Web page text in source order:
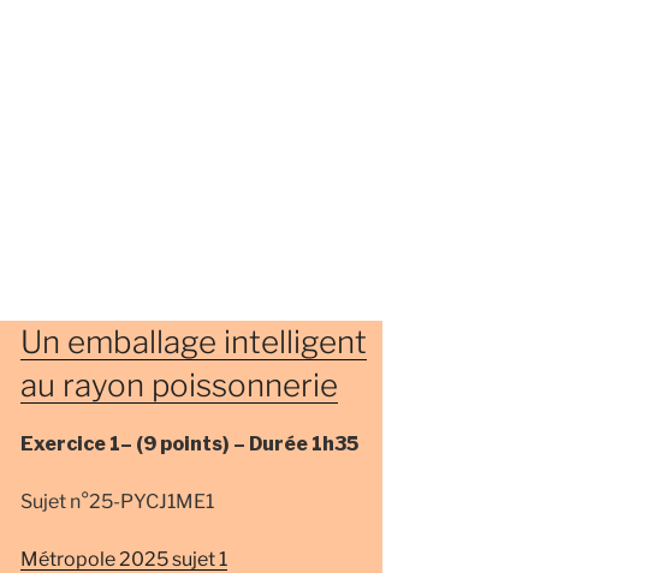
Un emballage intelligent
au rayon poissonnerie
Exercice 1– (9 points) – Durée 1h35
Sujet n°25-PYCJ1ME1
Métropole 2025 sujet 1